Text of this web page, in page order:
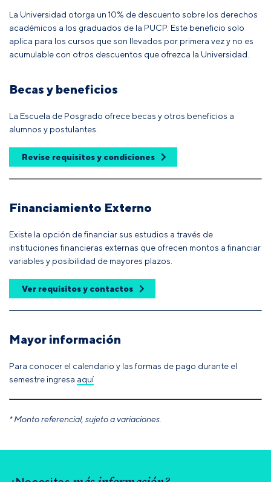
La Universidad otorga un 10% de descuento sobre los derechos
académicos a los graduados de la PUCP. Este beneficio solo
aplica para los cursos que son llevados por primera vez y no es
acumulable con otros descuentos que ofrezca la Universidad.
Becas y beneficios
La Escuela de Posgrado ofrece becas y otros beneficios a
alumnos y postulantes.
Revise requisitos y condiciones
Financiamiento Externo
Existe la opción de financiar sus estudios a través de
instituciones financieras externas que ofrecen montos a financiar
variables y posibilidad de mayores plazos.
Ver requisitos y contactos
Mayor información
Para conocer el calendario y las formas de pago durante el
semestre ingresa aquí
* Monto referencial, sujeto a variaciones.